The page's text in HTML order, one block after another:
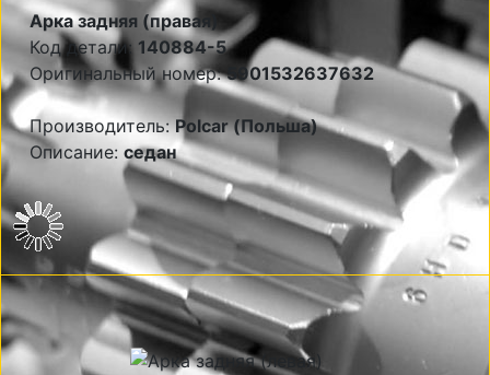
Арка задняя (правая)
Код детали: 140884-5
Оригинальный номер:5901532637632
Производитель:Polcar (Польша)
Описание: седан